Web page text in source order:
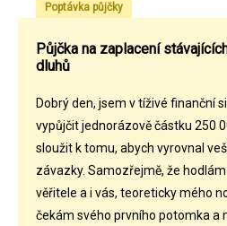
Poptávka půjčky
Půjčka na zaplacení
dluhů
Dobrý den, jsem v tíživé finanční
vypůjčit jednorázově částku 250
sloužit k tomu, abych vyrovnal
závazky. Samozřejmě, že
věřitele a i vás, teoreticky mého
čekám svého prvního potomka a